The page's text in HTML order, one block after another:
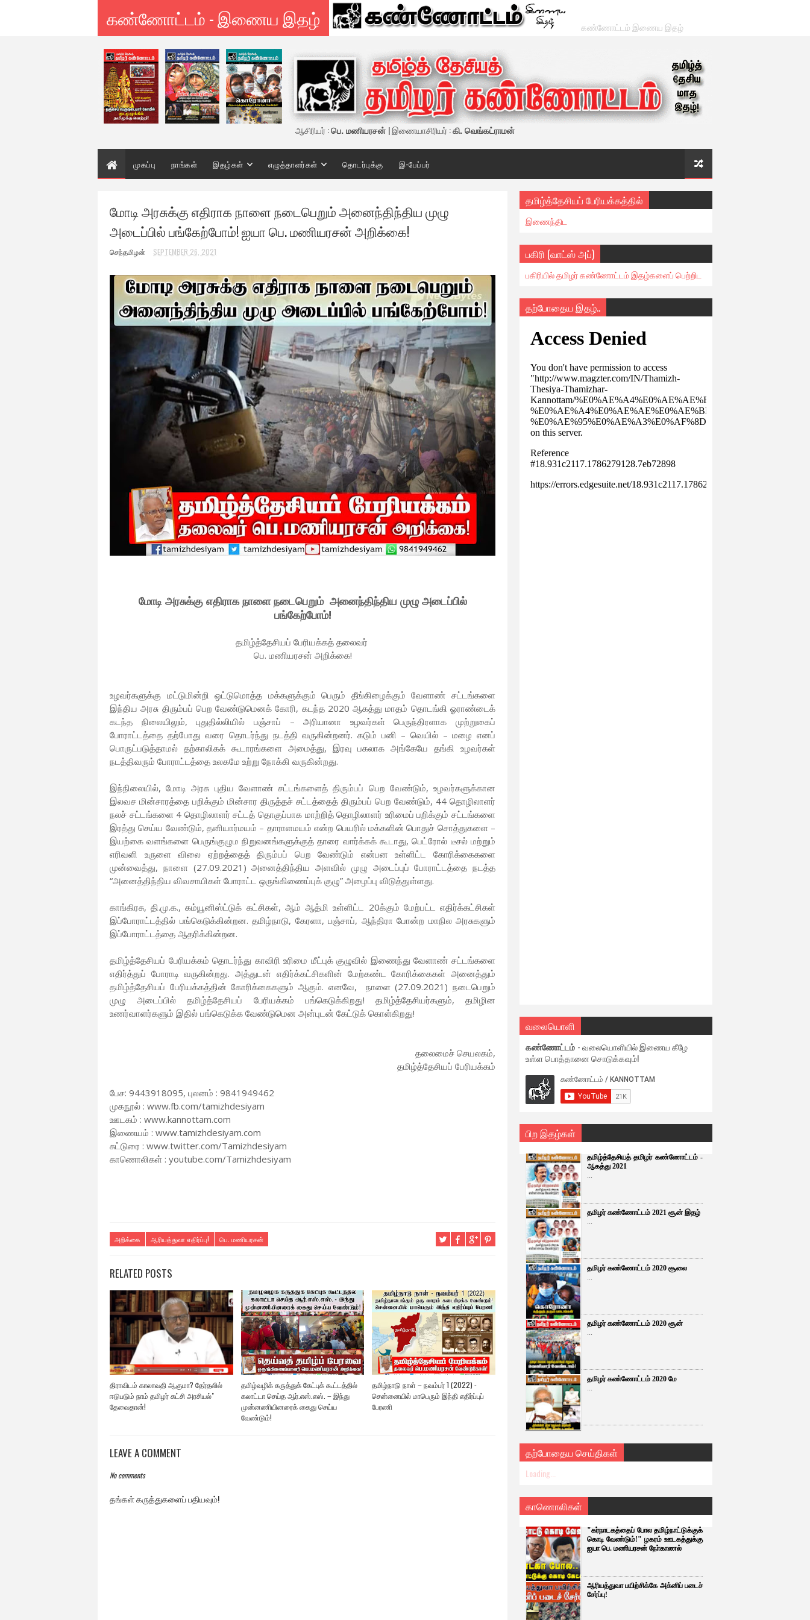
கண்ணோட்டம் - இணைய இதழ் கண்ணோட்டம் இணைய இதழ்
ஆசிரியர் :பெ. மணியரசன் | இணையாசிரியர் :கி. வெங்கட்ராமன்
முகப்பு நாங்கள் இதழ்கள் எழுத்தாளர்கள் தொடர்புக்கு இ-பேப்பர்
மோடி அரசுக்கு எதிராக நாளை நடைபெறும் அனைந்திந்திய முழு
அடைப்பில் பங்கேற்போம்! ஐயா பெ. மணியரசன் அறிக்கை!
செந்தமிழன் SEPTEMBER 26, 2021
மோடி அரசுக்கு எதிராக நாளை நடைபெறும் அனைந்திந்திய முழு அடைப்பில்
பங்கேற்போம்!
தமிழ்த்தேசியப் பேரியக்கத் தலைவர்
பெ. மணியரசன் அறிக்கை!
உழவர்களுக்கு மட்டுமின்றி ஒட்டுமொத்த மக்களுக்கும் பெரும் தீங்கிழைக்கும் வேளாண் சட்டங்களை
இந்திய அரசு திரும்பப் பெற வேண்டுமெனக் கோரி, கடந்த 2020 ஆகத்து மாதம் தொடங்கி ஓராண்டைக்
கடந்த நிலையிலும், புதுதில்லியில் பஞ்சாப் – அரியானா உழவர்கள் பெருந்திரளாக முற்றுகைப்
போராட்டத்தை தற்போது வரை தொடர்ந்து நடத்தி வருகின்றனர். கடும் பனி – வெயில் – மழை எனப்
பொருட்படுத்தாமல் தற்காலிகக் கூடாரங்களை அமைத்து, இரவு பகலாக அங்கேயே தங்கி உழவர்கள்
நடத்திவரும் போராட்டத்தை உலகமே உற்று நோக்கி வருகின்றது.
இந்நிலையில், மோடி அரசு புதிய வேளாண் சட்டங்களைத் திரும்பப் பெற வேண்டும், உழவர்களுக்கான
இலவச மின்சாரத்தை பறிக்கும் மின்சார திருத்தச் சட்டத்தைத் திரும்பப் பெற வேண்டும், 44 தொழிலாளர்
நலச் சட்டங்களை 4 தொழிலாளர் சட்டத் தொகுப்பாக மாற்றித் தொழிலாளர் உரிமைப் பறிக்கும் சட்டங்களை
இரத்து செய்ய வேண்டும், தனியார்மயம் – தாராளமயம் என்ற பெயரில் மக்களின் பொதுச் சொத்துகளை –
இயற்கை வளங்களை பெருங்குழும நிறுவனங்களுக்குத் தாரை வார்க்கக் கூடாது, பெட்ரோல் டீசல் மற்றும்
எரிவளி உருளை விலை ஏற்றத்தைத் திரும்பப் பெற வேண்டும் என்பன உள்ளிட்ட கோரிக்கைகளை
முன்வைத்து, நாளை (27.09.2021) அனைத்திந்திய அளவில் முழு அடைப்புப் போராட்டத்தை நடத்த
“அனைத்திந்திய விவசாயிகள் போராட்ட ஒருங்கிணைப்புக் குழு” அழைப்பு விடுத்துள்ளது.
காங்கிரசு, தி.மு.க., கம்யூனிஸ்ட்டுக் கட்சிகள், ஆம் ஆத்மி உள்ளிட்ட 20க்கும் மேற்பட்ட எதிர்க்கட்சிகள்
இப்போராட்டத்தில் பங்கெடுக்கின்றன. தமிழ்நாடு, கேரளா, பஞ்சாப், ஆந்திரா போன்ற மாநில அரசுகளும்
இப்போராட்டத்தை ஆதரிக்கின்றன.
தமிழ்த்தேசியப் பேரியக்கம் தொடர்ந்து காவிரி உரிமை மீட்புக் குழுவில் இணைந்து வேளாண் சட்டங்களை
எதிர்த்துப் போராடி வருகின்றது. அத்துடன் எதிர்க்கட்சிகளின் மேற்கண்ட கோரிக்கைகள் அனைத்தும்
தமிழ்த்தேசியப் பேரியக்கத்தின் கோரிக்கைகளும் ஆகும். எனவே, நாளை (27.09.2021) நடைபெறும்
முழு அடைப்பில் தமிழ்த்தேசியப் பேரியக்கம் பங்கெடுக்கிறது! தமிழ்த்தேசியர்களும், தமிழின
உணர்வாளர்களும் இதில் பங்கெடுக்க வேண்டுமென அன்புடன் கேட்டுக் கொள்கிறது!
தலைமைச் செயலகம்,
தமிழ்த்தேசியப் பேரியக்கம்
பேச: 9443918095, புலனம் : 9841949462
முகநூல் : www.fb.com/tamizhdesiyam
ஊடகம் : www.kannottam.com
இணையம் : www.tamizhdesiyam.com
சுட்டுரை : www.twitter.com/Tamizhdesiyam
காணொலிகள் : youtube.com/Tamizhdesiyam
அறிக்கை ஆரியத்துவா எதிர்ப்பு! பெ. மணியரசன்
RELATED POSTS
திராவிடம் காலாவதி ஆகுமா? தேர்தலில்
ஈடுபடும் நாம் தமிழர் கட்சி அரசியல்"
தேவைதான்!
தமிழ்வழிக் கருத்துக் கேட்புக் கூட்டத்தில்
கலாட்டா செய்த ஆர்.எஸ்.எஸ். – இந்து
முன்னணியினரைக் கைது செய்ய
வேண்டும்!
தமிழ்நாடு நாள் – நவம்பர் 1 (2022) -
சென்னையில் மாபெரும் இந்தி எதிர்ப்புப்
பேரணி
LEAVE A COMMENT
No comments
தங்கள் கருத்துகளைப் பதியவும்!
தமிழ்த்தேசியப் பேரியக்கத்தில்
இணைந்திட
பகிரி (வாட்ஸ் அப்)
பகிரியில் தமிழர் கண்ணோட்டம் இதழ்களைப் பெற்றிட
தற்போதைய இதழ்..
வலையொளி
கண்ணோட்டம் - வலையொளியில் இணைய கீழே
உள்ள பொத்தானை சொடுக்கவும்!
பிற இதழ்கள்
தமிழ்த்தேசியத் தமிழர் கண்ணோட்டம் -
ஆகத்து 2021
...
தமிழர் கண்ணோட்டம் 2021 சூன் இதழ்
...
தமிழர் கண்ணோட்டம் 2020 சூலை
...
தமிழர் கண்ணோட்டம் 2020 சூன்
...
தமிழர் கண்ணோட்டம் 2020 மே
...
தற்போதைய செய்திகள்
Loading...
காணொலிகள்
"கர்நாடகத்தைப் போல தமிழ்நாட்டுக்குக்
கொடி வேண்டும்!" ழகரம் ஊடகத்துக்கு
ஐயா பெ. மணியரசன் நோ்காணல்
ஆரியத்துவா பயிற்சிக்கே அக்னிப் படைச்
சேர்ப்பு!